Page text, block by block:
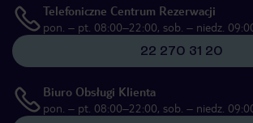
Telefoniczne Centrum Rezerwacji
pon. – pt. 08:00–22:00, sob. – niedz.
22 270 31 20
Biuro Obsługi Klienta
pon. – pt. 08:00–22:00, sob. – niedz.